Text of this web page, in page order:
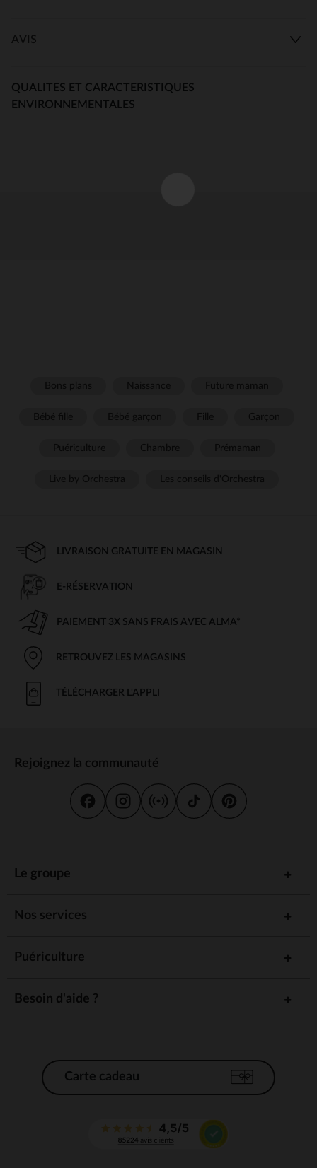
AVIS
QUALITES ET CARACTERISTIQUES
ENVIRONNEMENTALES
LIVRAISON GRATUITE EN MAGASIN
E-RÉSERVATION
PAIEMENT 3X SANS FRAIS AVEC ALMA*
RETROUVEZ LES MAGASINS
TÉLÉCHARGER L'APPLI
Rejoignez la communauté
Le groupe
Nos services
Puériculture
Besoin d'aide ?
Carte cadeau